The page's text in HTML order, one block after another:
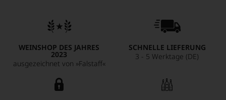
WEINSHOP DES JAHRES
2023
ausgezeichnet von »Falstaff«
SCHNELLE LIEFERUNG
3 - 5 Werktage (DE)